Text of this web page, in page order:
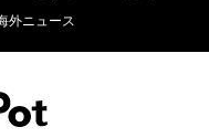
外ニュース